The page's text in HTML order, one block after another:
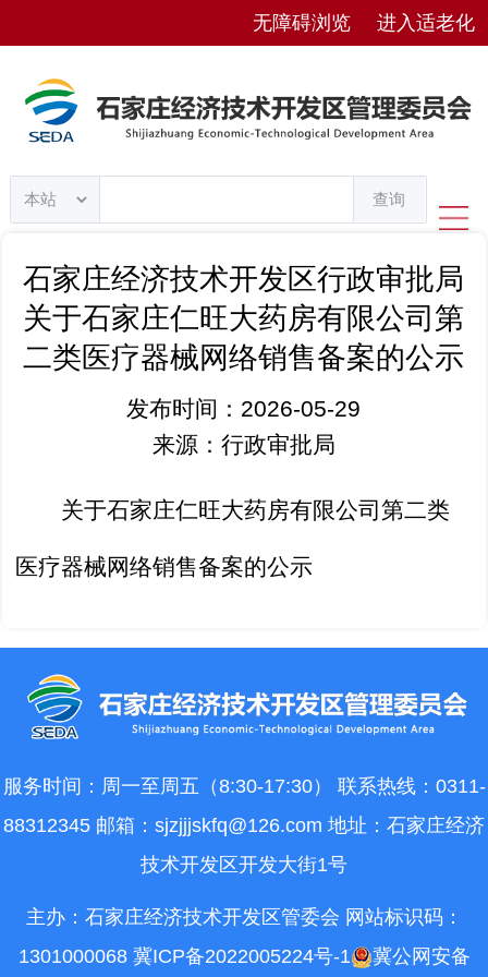
无障碍浏览 进入适老化
查询
石家庄经济技术开发区行政审批局
关于石家庄仁旺大药房有限公司第
二类医疗器械网络销售备案的公示
发布时间：2026-05-29
来源：行政审批局
关于石家庄仁旺大药房有限公司第二类
医疗器械网络销售备案的公示